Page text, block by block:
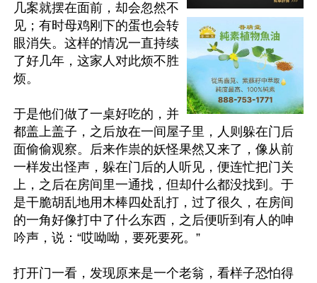
几案就摆在面前，却会忽然不
见；有时母鸡刚下的蛋也会转
眼消失。这样的情况一直持续
了好几年，这家人对此烦不胜
烦。
于是他们做了一桌好吃的，并
都盖上盖子，之后放在一间屋子里，人则躲在门后
面偷偷观察。后来作祟的妖怪果然又来了，像从前
一样发出怪声，躲在门后的人听见，便连忙把门关
上，之后在房间里一通找，但却什么都没找到。于
是干脆胡乱地用木棒四处乱打，过了很久，在房间
的一角好像打中了什么东西，之后便听到有人的呻
吟声，说：“哎呦呦，要死要死。”
打开门一看，发现原来是一个老翁，看样子恐怕得